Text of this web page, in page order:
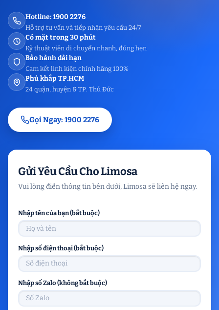
Hotline: 1900 2276
Hỗ trợ tư vấn và tiếp nhận yêu cầu 24/7
Có mặt trong 30 phút
Kỹ thuật viên di chuyển nhanh, đúng hẹn
Bảo hành dài hạn
Cam kết linh kiện chính hãng 100%
Phủ khắp TP.HCM
24 quận, huyện & TP. Thủ Đức
Gọi Ngay: 1900 2276
Gửi Yêu Cầu Cho Limosa
Vui lòng điền thông tin bên dưới, Limosa sẽ liên hệ ngay.
Nhập tên của bạn (bắt buộc)
Nhập số điện thoại (bắt buộc)
Nhập số Zalo (không bắt buộc)